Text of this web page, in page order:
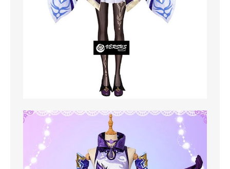
TUTTI I PRODOTTI